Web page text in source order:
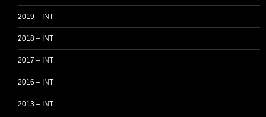
2019 – INT
2018 – INT
2017 – INT
2016 – INT
2013 – INT.